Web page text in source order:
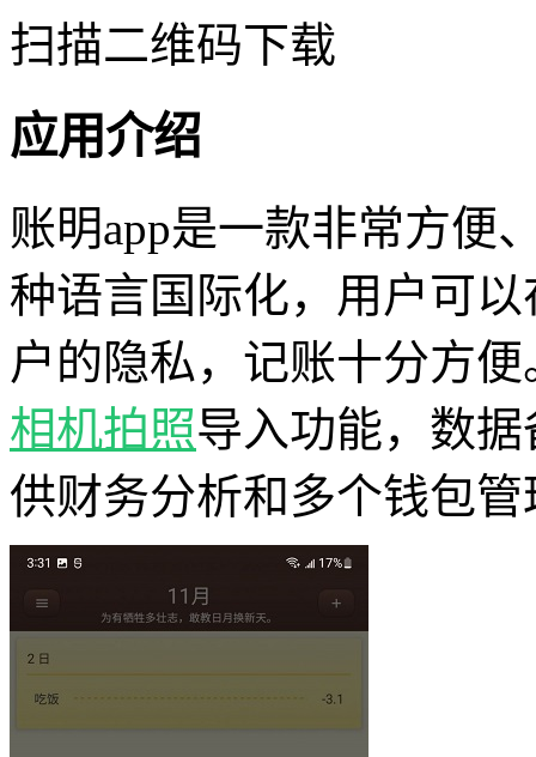
扫描二维码下载
应用介绍
账明app是一款非常方便
种语言国际化，用户可
户的隐私，记账十分方
相机拍照导入功能，数
供财务分析和多个钱包